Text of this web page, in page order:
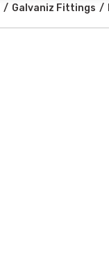
Galvaniz Fittings